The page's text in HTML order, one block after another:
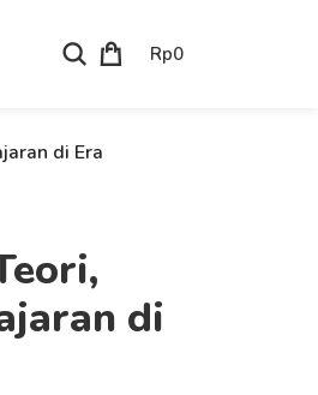
Rp0
di Era
di